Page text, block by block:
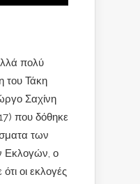
πολύ
του Τάκη
Σαχίνη
που δόθηκε
των
Εκλογών, ο
οι εκλογές